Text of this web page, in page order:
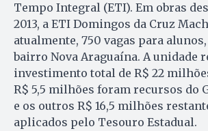
Tempo Integral (ETI). Em obras
2013, a ETI Domingos da Cruz
atualmente, 750 vagas para
bairro Nova Araguaína. A unidade
investimento total de R$ 22
R$ 5,5 milhões foram recursos do
e os outros R$ 16,5 milhões
aplicados pelo Tesouro Estadual.